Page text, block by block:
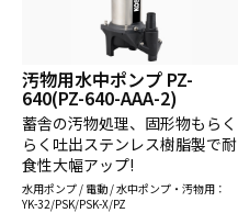
汚物用水中ポンプ PZ-
640(PZ-640-AAA-2)
蓄舎の汚物処理、固形物もらく
らく吐出ステンレス樹脂製で耐
食性大幅アップ!
水用ポンプ / 電動 / 水中ポンプ・汚物用：
YK-32/PSK/PSK-X/PZ